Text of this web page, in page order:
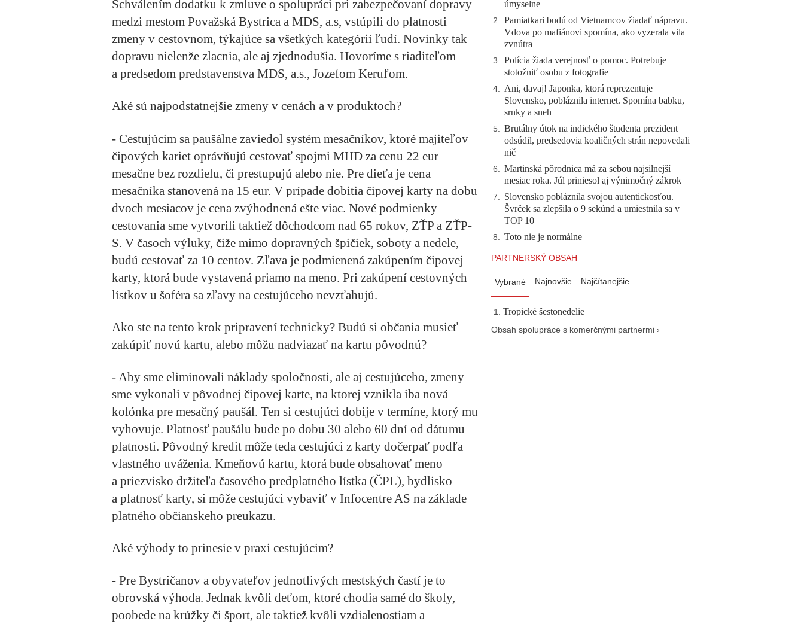
Schválením dodatku k zmluve o spolupráci pri zabezpečovaní dopravy
medzi mestom Považská Bystrica a MDS, a.s, vstúpili do platnosti
zmeny v cestovnom, týkajúce sa všetkých kategórií ľudí. Novinky tak
dopravu nielenže zlacnia, ale aj zjednodušia. Hovoríme s riaditeľom
a predsedom predstavenstva MDS, a.s., Jozefom Keruľom.
Aké sú najpodstatnejšie zmeny v cenách a v produktoch?
- Cestujúcim sa paušálne zaviedol systém mesačníkov, ktoré majiteľov
čipových kariet oprávňujú cestovať spojmi MHD za cenu 22 eur
mesačne bez rozdielu, či prestupujú alebo nie. Pre dieťa je cena
mesačníka stanovená na 15 eur. V prípade dobitia čipovej karty na dobu
dvoch mesiacov je cena zvýhodnená ešte viac. Nové podmienky
cestovania sme vytvorili taktiež dôchodcom nad 65 rokov, ZŤP a ZŤP-
S. V časoch výluky, čiže mimo dopravných špičiek, soboty a nedele,
budú cestovať za 10 centov. Zľava je podmienená zakúpením čipovej
karty, ktorá bude vystavená priamo na meno. Pri zakúpení cestovných
lístkov u šoféra sa zľavy na cestujúceho nevzťahujú.
Ako ste na tento krok pripravení technicky? Budú si občania musieť
zakúpiť novú kartu, alebo môžu nadviazať na kartu pôvodnú?
- Aby sme eliminovali náklady spoločnosti, ale aj cestujúceho, zmeny
sme vykonali v pôvodnej čipovej karte, na ktorej vznikla iba nová
kolónka pre mesačný paušál. Ten si cestujúci dobije v termíne, ktorý mu
vyhovuje. Platnosť paušálu bude po dobu 30 alebo 60 dní od dátumu
platnosti. Pôvodný kredit môže teda cestujúci z karty dočerpať podľa
vlastného uváženia. Kmeňovú kartu, ktorá bude obsahovať meno
a priezvisko držiteľa časového predplatného lístka (ČPL), bydlisko
a platnosť karty, si môže cestujúci vybaviť v Infocentre AS na základe
platného občianskeho preukazu.
Aké výhody to prinesie v praxi cestujúcim?
- Pre Bystričanov a obyvateľov jednotlivých mestských častí je to
obrovská výhoda. Jednak kvôli deťom, ktoré chodia samé do školy,
poobede na krúžky či šport, ale taktiež kvôli vzdialenostiam a
úmyselne
2. Pamiatkari budú od Vietnamcov žiadať nápravu.
Vdova po mafiánovi spomína, ako vyzerala vila
zvnútra
3. Polícia žiada verejnosť o pomoc. Potrebuje
stotožniť osobu z fotografie
4. Ani, davaj! Japonka, ktorá reprezentuje
Slovensko, pobláznila internet. Spomína babku,
srnky a sneh
5. Brutálny útok na indického študenta prezident
odsúdil, predsedovia koaličných strán nepovedali
nič
6. Martinská pôrodnica má za sebou najsilnejší
mesiac roka. Júl priniesol aj výnimočný zákrok
7. Slovensko pobláznila svojou autentickosťou.
Švrček sa zlepšila o 9 sekúnd a umiestnila sa v
TOP 10
8. Toto nie je normálne
PARTNERSKÝ OBSAH
Vybrané Najnovšie Najčítanejšie
Tropické šestonedelie
Obsah spolupráce s komerčnými partnermi ›